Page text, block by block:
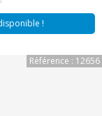
!
Référence : 12656